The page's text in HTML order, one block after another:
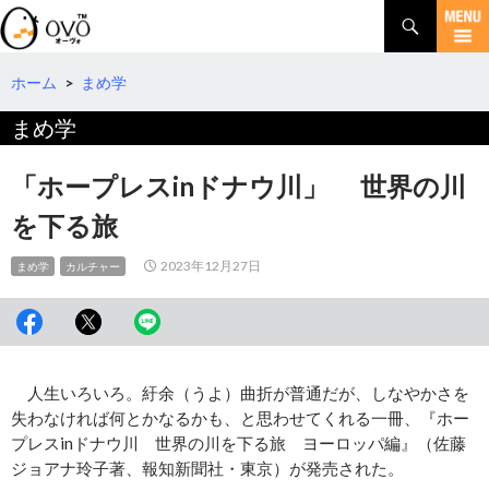
検
索
コ
テ
へ
ホーム > まめ学
まめ学
「ホープレスinドナウ川」 世界の川
を下る旅
まめ学 カルチャー 2023年12月27日
人生いろいろ。紆余（うよ）曲折が普通だが、しなやかさを
失わなければ何とかなるかも、と思わせてくれる一冊、『ホー
プレスinドナウ川 世界の川を下る旅 ヨーロッパ編』（佐藤
ジョアナ玲子著、報知新聞社・東京）が発売された。